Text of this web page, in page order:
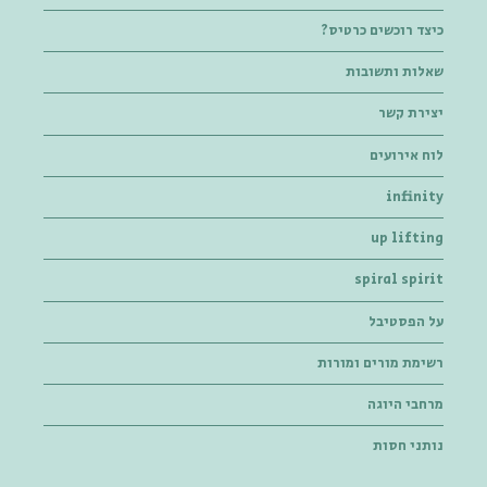
כיצד רוכשים כרטיס?
שאלות ותשובות
יצירת קשר
לוח אירועים
infinity
up lifting
spiral spirit
על הפסטיבל
רשימת מורים ומורות
מרחבי היוגה
נותני חסות